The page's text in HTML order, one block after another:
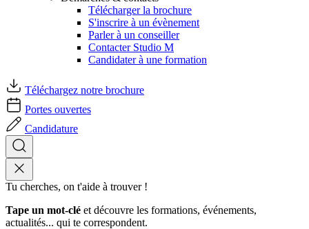
Télécharger la brochure
S'inscrire à un évènement
Parler à un conseiller
Contacter Studio M
Candidater à une formation
Téléchargez notre brochure
Portes ouvertes
Candidature
Tu cherches, on t'aide à trouver !
Tape un mot-clé et découvre les formations, événements,
actualités... qui te correspondent.